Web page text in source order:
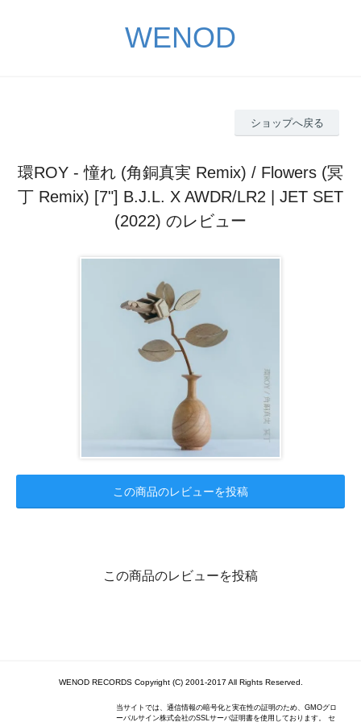
WENOD
ショップへ戻る
環ROY - 憧れ (角銅真実 Remix) / Flowers (冥
丁 Remix) [7"] B.J.L. X AWDR/LR2 | JET SET
(2022) のレビュー
この商品のレビューを投稿
この商品のレビューを投稿
WENOD RECORDS Copyright (C) 2001-2017 All Rights Reserved.
当サイトでは、通信情報の暗号化と実在性の証明のため、GMOグロ
ーバルサイン株式会社のSSLサーバ証明書を使用しております。 セ